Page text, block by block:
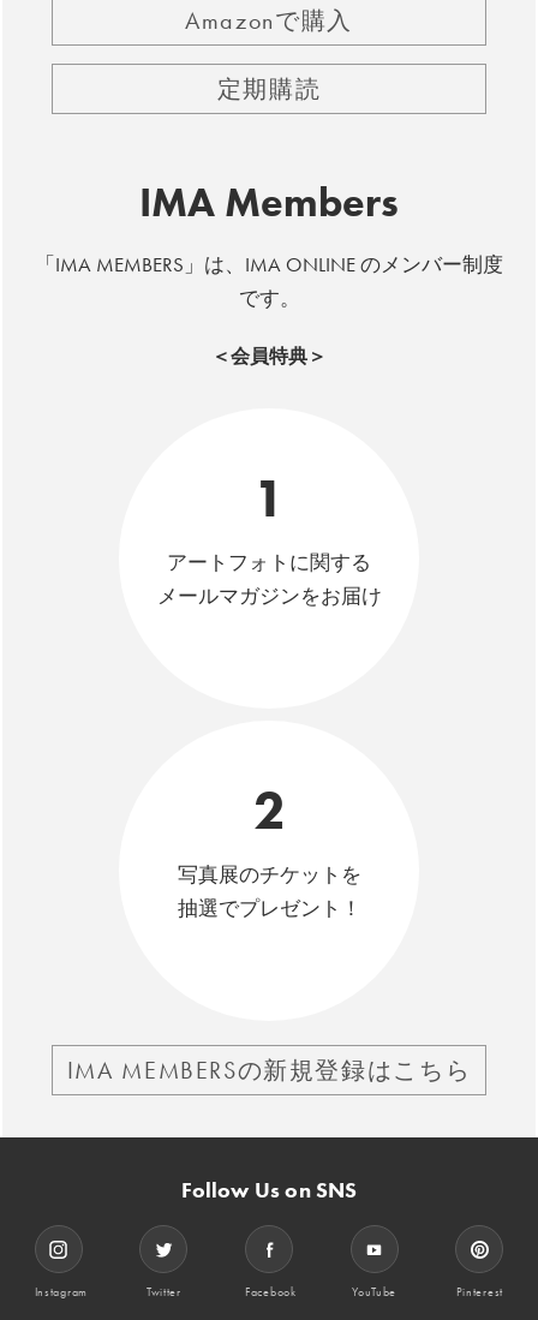
Amazonで購入
定期購読
IMA Members
「IMA MEMBERS」は、IMA ONLINE のメンバー制度
です。
＜会員特典＞
1
アートフォトに関する
メールマガジンをお届け
2
写真展のチケットを
抽選でプレゼント！
IMA MEMBERSの新規登録はこちら
Follow Us on SNS
Instagram Twitter Facebook YouTube Pinterest